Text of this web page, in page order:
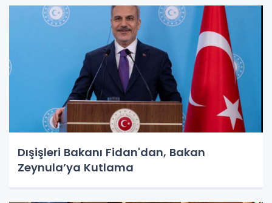
Dışişleri Bakanı Fidan'dan, Bakan
Zeynula’ya Kutlama